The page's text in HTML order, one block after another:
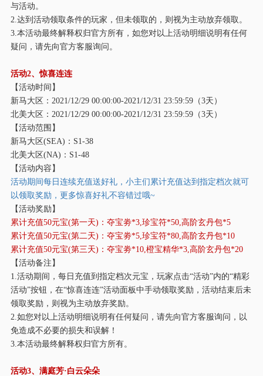
与活动。
2.达到活动领取条件的玩家，但未领取的，则视为主动放弃领取。
3.本活动最终解释权归官方所有，如您对以上活动明细说明有任何
疑问，请先向官方客服询问。
活动2、惊喜连连
【活动时间】
新马大区： 2021/12/29 00:00:00-2021/12/31 23:59:59（3天）
北美大区： 2021/12/29 00:00:00-2021/12/31 23:59:59（3天）
【活动范围】
新马大区(SEA)：S1-38
北美大区(NA)：S1-48
【活动内容】
活动期间每日连续充值送好礼，小主们累计充值达到指定档次就可
以领取奖励，更多惊喜好礼不容错过哦~
【活动奖励】
累计充值50元宝(第一天)：夺宝劵*3,珍宝符*50,高阶玄丹包*5
累计充值50元宝(第二天)：夺宝劵*5,珍宝符*80,高阶玄丹包*10
累计充值50元宝(第三天)：夺宝劵*10,橙宝精华*3,高阶玄丹包*20
【活动备注】
1.活动期间，每日充值到指定档次元宝，玩家点击“活动”内的“精彩
活动”按钮，在“惊喜连连”活动面板中手动领取奖励，活动结束后未
领取奖励，则视为主动放弃奖励。
2.如您对以上活动明细说明有任何疑问，请先向官方客服询问，以
免造成不必要的损失和误解！
3.本活动最终解释权归官方所有。
活动3、满庭芳·白云朵朵